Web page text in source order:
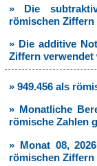
» Die
römischen
» Die additive
Ziffern verwendet
» 949.456 als
» Monatliche
römische Zahlen
» Monat 08,
römischen Ziffern